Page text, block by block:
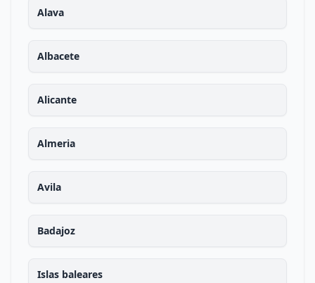
Alava
Albacete
Alicante
Almeria
Avila
Badajoz
Islas baleares